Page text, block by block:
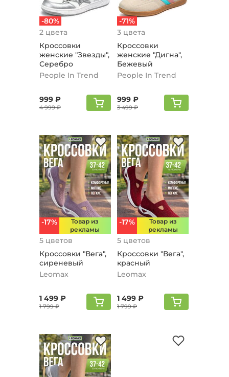
-80%
2 цвета
Кроссовки
женские "Звезды",
Серебро
People In Trend
999 ₽
4 999 ₽
-71%
3 цвета
Кроссовки
женские "Дигна",
Бежевый
People In Trend
999 ₽
3 499 ₽
-17%
Товар из
рекламы
5 цветов
Кроссовки "Вега",
сиреневый
Leomax
1 499 ₽
1 799 ₽
-17%
Товар из
рекламы
5 цветов
Кроссовки "Вега",
красный
Leomax
1 499 ₽
1 799 ₽